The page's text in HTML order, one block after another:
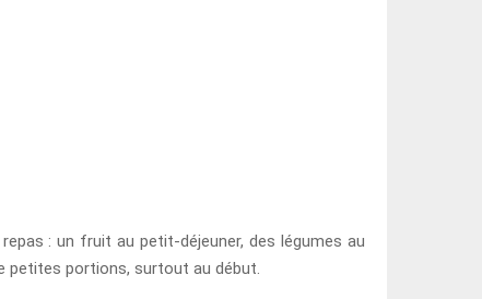
: un fruit au petit-déjeuner, des légumes au
petites portions, surtout au début.